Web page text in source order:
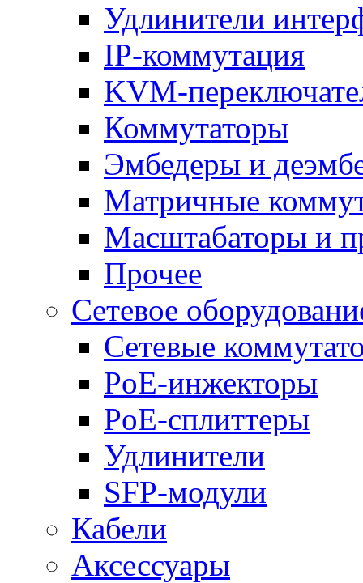
Удлинители
IP-коммутация
KVM-
Коммутаторы
Эмбедеры и
Матричные
Масштабаторы и
Прочее
Сетевое
Сетевые
PoE-инжекторы
PoE-сплиттеры
Удлинители
SFP-модули
Кабели
Аксессуары